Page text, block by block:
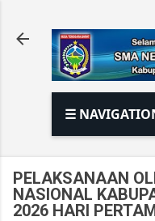
☰
PELAKSANAAN
NASIONAL
2026 HARI